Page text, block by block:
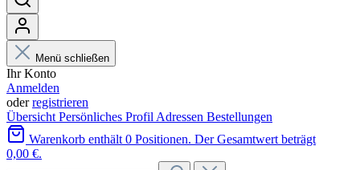
Menü schließen
Ihr Konto
Anmelden
oderregistrieren
Übersicht Persönliches Profil Adressen Bestellungen
Warenkorb enthält 0 Positionen. Der Gesamtwert beträgt
0,00 €.